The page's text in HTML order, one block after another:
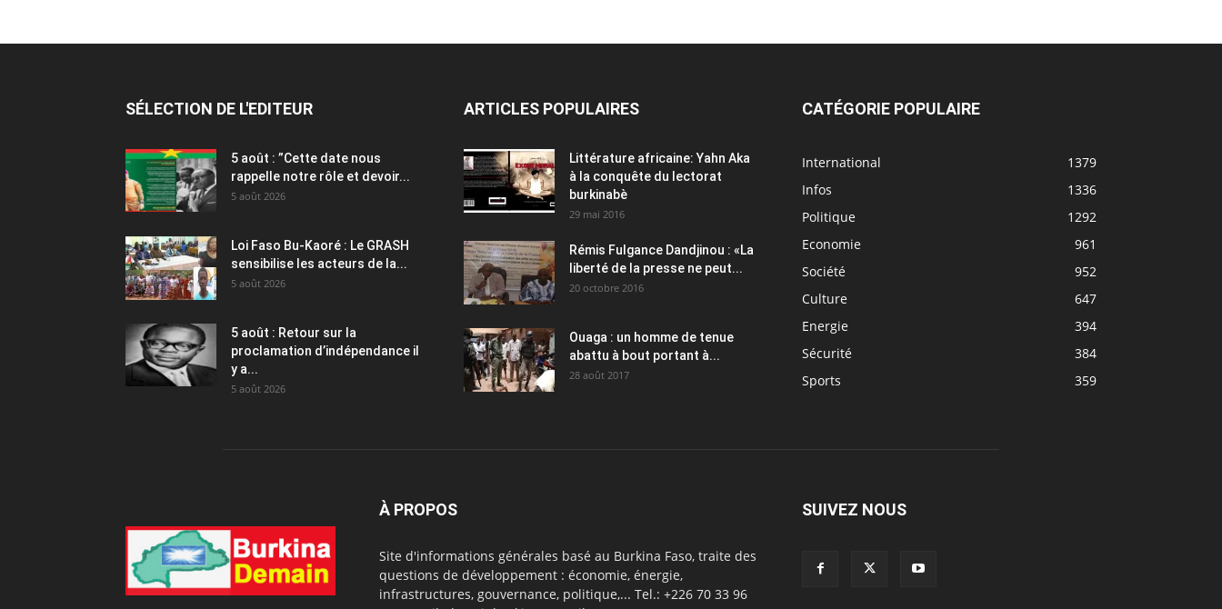
SÉLECTION DE L'EDITEUR
5 août : ”Cette date nous
rappelle notre rôle et devoir...
5 août 2026
Loi Faso Bu-Kaoré : Le GRASH
sensibilise les acteurs de la...
5 août 2026
5 août : Retour sur la
proclamation d’indépendance il
y a...
5 août 2026
ARTICLES POPULAIRES
Littérature africaine: Yahn Aka
à la conquête du lectorat
burkinabè
29 mai 2016
Rémis Fulgance Dandjinou : «La
liberté de la presse ne peut...
20 octobre 2016
Ouaga : un homme de tenue
abattu à bout portant à...
28 août 2017
CATÉGORIE POPULAIRE
International
1379
Infos
1336
Politique
1292
Economie
961
Société
952
Culture
647
Energie
394
Sécurité
384
Sports
359
À PROPOS
Site d'informations générales basé au Burkina Faso, traite des
questions de développement : économie, énergie,
infrastructures, gouvernance, politique,... Tel.: +226 70 33 96
SUIVEZ NOUS